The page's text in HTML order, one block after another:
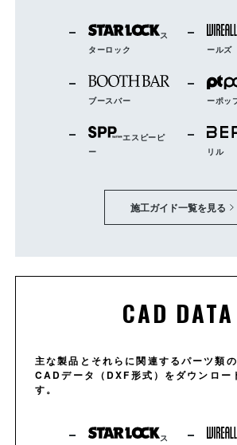
ス
ターロック
ブースバー
エスピーピ
ー
ールズ
ーポッ
リル
施工ガイド一覧を見る
CAD DATA
主な製品とそれらに関連するパーツ類の
CADデータ（DXF形式）をダウンロー
す。
ス